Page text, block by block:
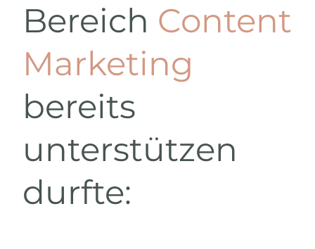
Bereich Content
Marketing
bereits
unterstützen
durfte: